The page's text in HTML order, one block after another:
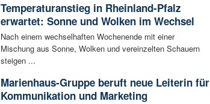
Temperaturanstieg in Rheinland-Pfalz
erwartet: Sonne und Wolken im Wechsel
Nach einem wechselhaften Wochenende mit einer
Mischung aus Sonne, Wolken und vereinzelten Schauern
steigen ...
Marienhaus-Gruppe beruft neue Leiterin für
Kommunikation und Marketing